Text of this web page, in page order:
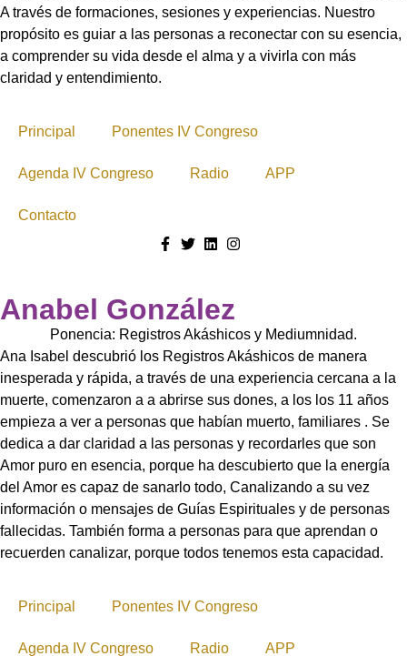
A través de formaciones, sesiones y experiencias. Nuestro
propósito es guiar a las personas a reconectar con su esencia,
a comprender su vida desde el alma y a vivirla con más
claridad y entendimiento.
Principal Ponentes IV Congreso
Agenda IV Congreso Radio APP
Contacto
Anabel González
Ponencia: Registros Akáshicos y Mediumnidad.
Ana Isabel descubrió los Registros Akáshicos de manera
inesperada y rápida, a través de una experiencia cercana a la
muerte, comenzaron a a abrirse sus dones, a los los 11 años
empieza a ver a personas que habían muerto, familiares . Se
dedica a dar claridad a las personas y recordarles que son
Amor puro en esencia, porque ha descubierto que la energía
del Amor es capaz de sanarlo todo, Canalizando a su vez
información o mensajes de Guías Espirituales y de personas
fallecidas. También forma a personas para que aprendan o
recuerden canalizar, porque todos tenemos esta capacidad.
Principal Ponentes IV Congreso
Agenda IV Congreso Radio APP